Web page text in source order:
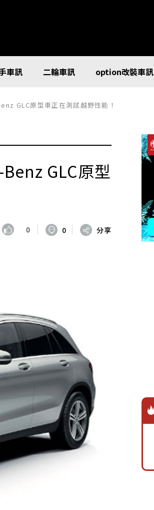
車訊 二輪車訊 option改裝車訊
GLC原型車正在測試越野性能！
GLC原型
0 0 分享